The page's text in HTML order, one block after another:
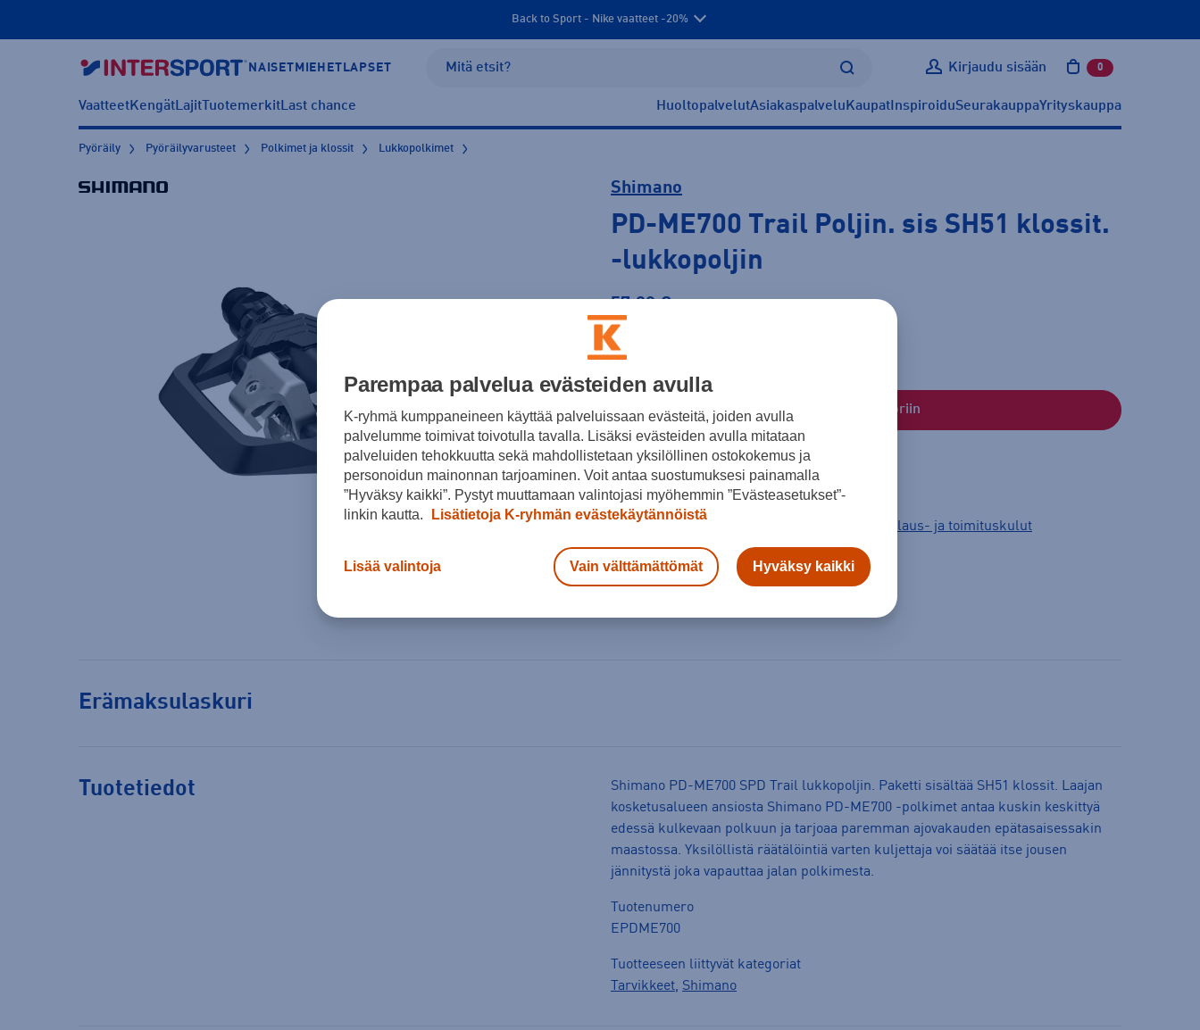
Back to Sport - Nike vaatteet -20%
NAISET MIEHET LAPSET Kirjaudu sisään 0 tuotetta
VaatteetKengätLajitTuotemerkitLast chance HuoltopalvelutAsiakaspalvelu Kaupat InspiroiduSeurakauppaYrityskauppa
Pyöräily Pyöräilyvarusteet Polkimet ja klossit Lukkopolkimet
Shimano
PD-ME700 Trail Poljin. sis SH51 klossit.
-lukkopoljin
57,90 €
Lisää ostoskoriin
Tilaus- ja toimituskulut
Ilmainen palautus
Erämaksulaskuri
Tuotetiedot
Shimano PD-ME700 SPD Trail lukkopoljin. Paketti sisältää SH51 klossit. Laajan
kosketusalueen ansiosta Shimano PD-ME700 -polkimet antaa kuskin keskittyä
edessä kulkevaan polkuun ja tarjoaa paremman ajovakauden epätasaisessakin
maastossa. Yksilöllistä räätälöintiä varten kuljettaja voi säätää itse jousen
jännitystä joka vapauttaa jalan polkimesta.
Tuotenumero
EPDME700
Tuotteeseen liittyvät kategoriat
Tarvikkeet, Shimano
Parempaa palvelua evästeiden avulla
K-ryhmä kumppaneineen käyttää palveluissaan evästeitä, joiden avulla
palvelumme toimivat toivotulla tavalla. Lisäksi evästeiden avulla mitataan
palveluiden tehokkuutta sekä mahdollistetaan yksilöllinen ostokokemus ja
personoidun mainonnan tarjoaminen. Voit antaa suostumuksesi painamalla
”Hyväksy kaikki”. Pystyt muuttamaan valintojasi myöhemmin ”Evästeasetukset”-
linkin kautta.
Lisätietoja K-ryhmän evästekäytännöistä
Lisää valintoja Vain välttämättömät Hyväksy kaikki